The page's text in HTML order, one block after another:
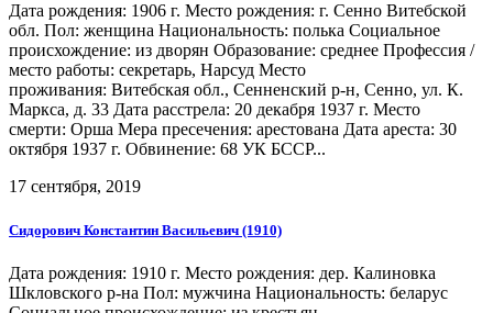
Дата рождения: 1906 г. Место рождения: г. Сенно Витебской
обл. Пол: женщина Национальность: полька Социальное
происхождение: из дворян Образование: среднее Профессия /
место работы: секретарь, Нарсуд Место
проживания: Витебская обл., Сенненский р-н, Сенно, ул. К.
Маркса, д. 33 Дата расстрела: 20 декабря 1937 г. Место
смерти: Орша Мера пресечения: арестована Дата ареста: 30
октября 1937 г. Обвинение: 68 УК БССР...
17 сентября, 2019
Сидорович Константин Васильевич (1910)
Дата рождения: 1910 г. Место рождения: дер. Калиновка
Шкловского р-на Пол: мужчина Национальность: беларус